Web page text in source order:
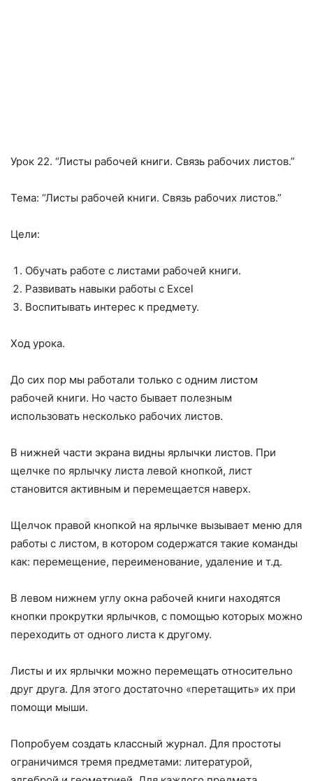
Урок 22. “Листы рабочей книги. Связь рабочих листов.”
Тема: “Листы рабочей книги. Связь рабочих листов.”
Цели:
Обучать работе с листами рабочей книги.
Развивать навыки работы с Excel
Воспитывать интерес к предмету.
Ход урока.
До сих пор мы работали только с одним листом
рабочей книги. Но часто бывает полезным
использовать несколько рабочих листов.
В нижней части экрана видны ярлычки листов. При
щелчке по ярлычку листа левой кнопкой, лист
становится активным и перемещается наверх.
Щелчок правой кнопкой на ярлычке вызывает меню для
работы с листом, в котором содержатся такие команды
как: перемещение, переименование, удаление и т.д.
В левом нижнем углу окна рабочей книги находятся
кнопки прокрутки ярлычков, с помощью которых можно
переходить от одного листа к другому.
Листы и их ярлычки можно перемещать относительно
друг друга. Для этого достаточно «перетащить» их при
помощи мыши.
Попробуем создать классный журнал. Для простоты
ограничимся тремя предметами: литературой,